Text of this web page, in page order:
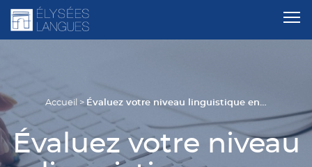
Accueil > Évaluez votre niveau linguistique en…
Évaluez votre niveau